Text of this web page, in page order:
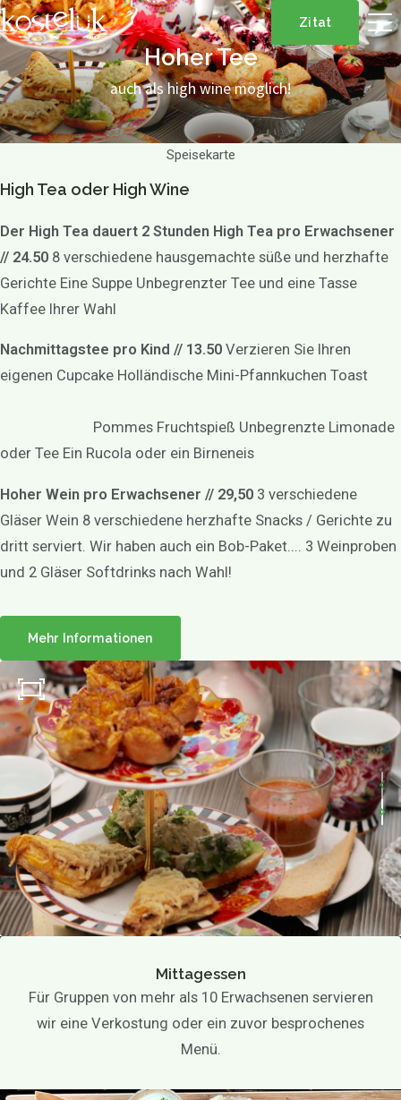
Zitat
Hoher Tee
auch als high wine möglich!
Speisekarte
High Tea oder High Wine
Der High Tea dauert 2 Stunden High Tea pro Erwachsener
// 24.50 8 verschiedene hausgemachte süße und herzhafte
Gerichte Eine Suppe Unbegrenzter Tee und eine Tasse
Kaffee Ihrer Wahl
Nachmittagstee pro Kind // 13.50 Verzieren Sie Ihren
eigenen Cupcake Holländische Mini-Pfannkuchen Toast
Pommes Fruchtspieß Unbegrenzte Limonade
oder Tee Ein Rucola oder ein Birneneis
Hoher Wein pro Erwachsener // 29,50 3 verschiedene
Gläser Wein 8 verschiedene herzhafte Snacks / Gerichte zu
dritt serviert. Wir haben auch ein Bob-Paket.... 3 Weinproben
und 2 Gläser Softdrinks nach Wahl!
Mehr Informationen
Mittagessen
Für Gruppen von mehr als 10 Erwachsenen servieren
wir eine Verkostung oder ein zuvor besprochenes
Menü.